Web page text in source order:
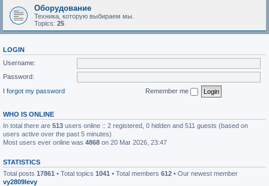
Оборудование
Техника, которую выбираем мы.
Topics: 25
LOGIN
Username:
Password:
I forgot my password
Remember me
WHO IS ONLINE
In total there are 513 users online :: 2 registered, 0 hidden and 511 guests (based on
users active over the past 5 minutes)
Most users ever online was 4868 on 20 Mar 2026, 23:47
STATISTICS
Total posts 17861 • Total topics 1041 • Total members 612 • Our newest member
vy2809levy